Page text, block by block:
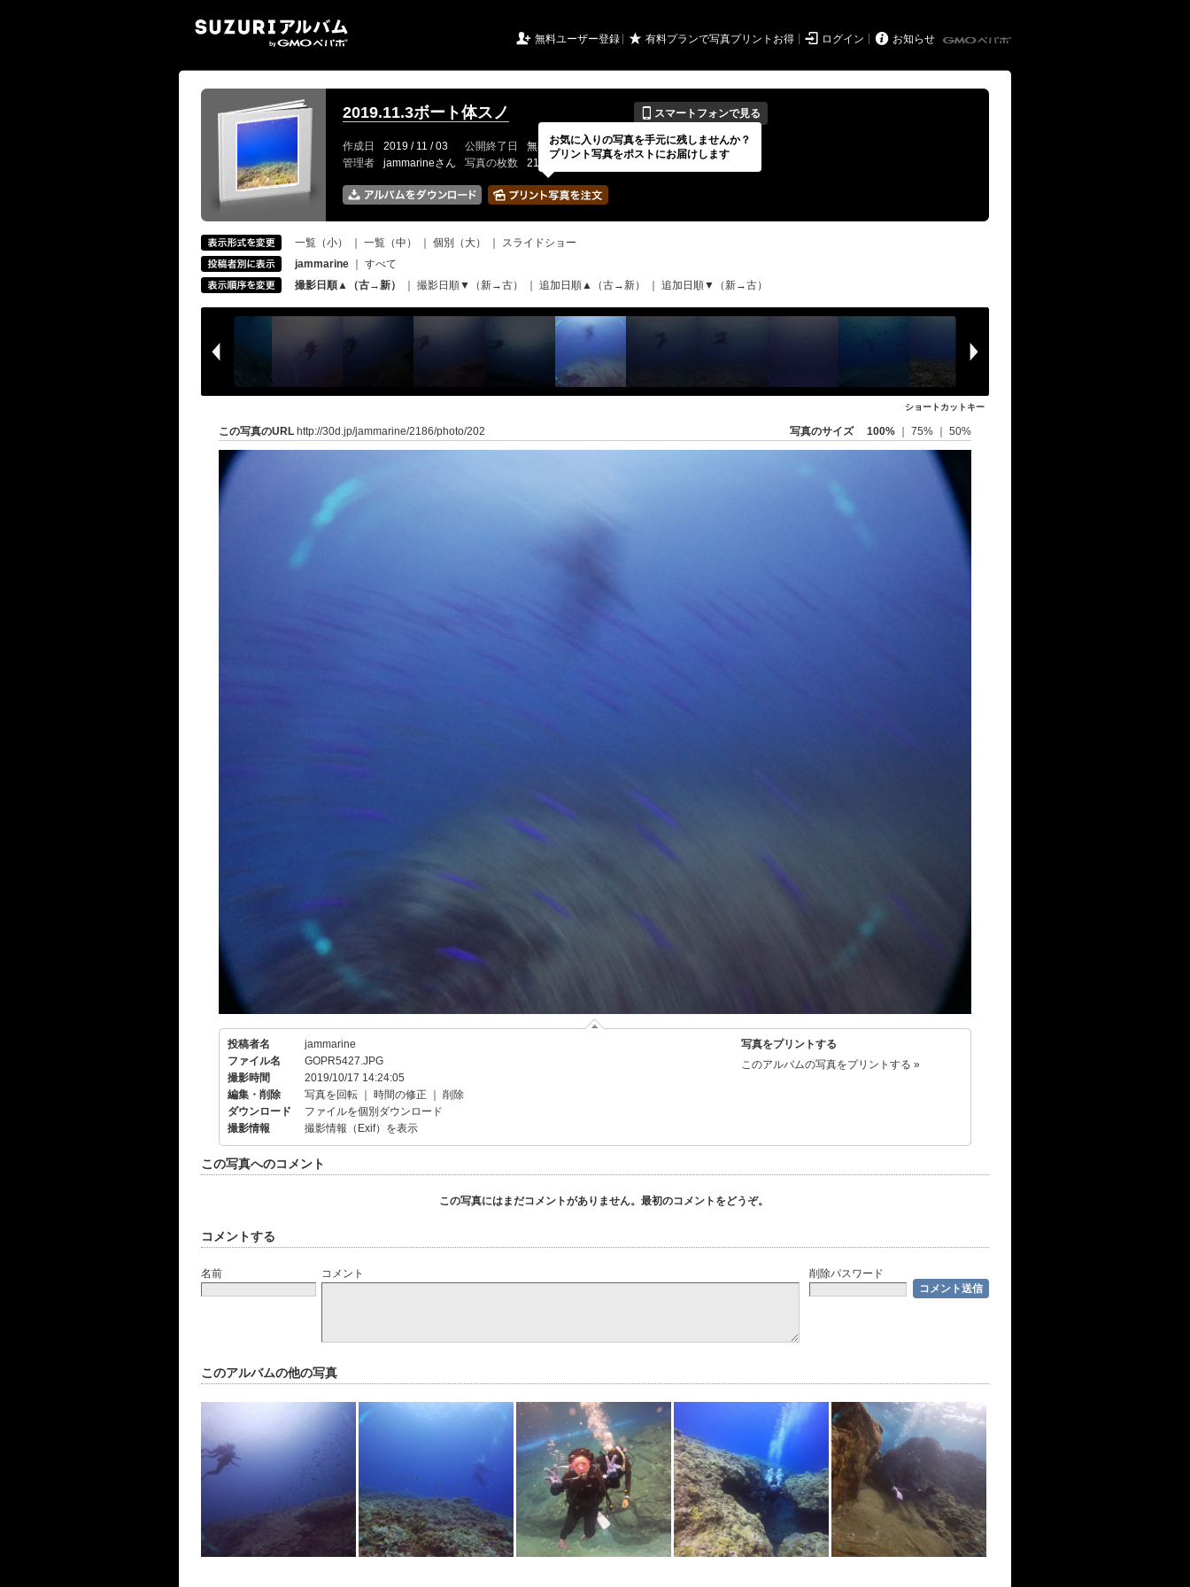
 無料ユーザー登録 ★ 有料プランで写真プリントお得  ログイン  お知らせ
2019.11.3ボート体スノ 📱 スマートフォンで見る
作成日 2019 / 11 / 03 公開終了日 無期限 イベントの期間
---
管理者
jammarineさん 写真の枚数 218 / 2000枚
一覧（小） 一覧（中） 個別（大）
スライドショー
jammarine
すべて
撮影日順▲（古→新）
撮影日順▼（新→古） 追加日順▲（古→新） 追加日順▼（新→古）
ショートカットキー
この写真のURL http://30d.jp/jammarine/2186/photo/202 写真のサイズ 100% 75% 50%
投稿者名
jammarine
ファイル名
GOPR5427.JPG
撮影時間
2019/10/17 14:24:05
編集・削除
写真を回転 時間の修正
削除
ダウンロード
ファイルを個別ダウンロード
撮影情報
撮影情報（Exif）を表示
写真をプリントする
このアルバムの写真をプリントする »
この写真へのコメント
この写真にはまだコメントがありません。最初のコメントをどうぞ。
コメントする
名前 コメント 削除パスワード
このアルバムの他の写真
お気に入りの写真を手元に残しませんか？
プリント写真をポストにお届けします